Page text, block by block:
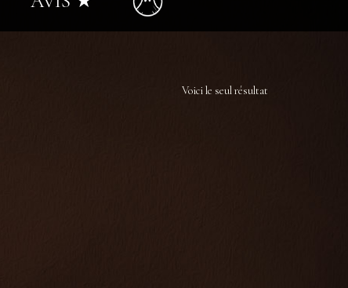
Voici le seul résultat